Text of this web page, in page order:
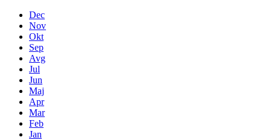
Dec
Nov
Okt
Sep
Avg
Jul
Jun
Maj
Apr
Mar
Feb
Jan